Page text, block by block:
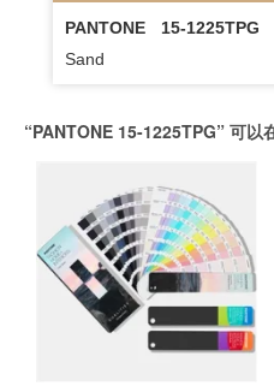
PANTONE
15-1225TPG
Sand
“PANTONE 15-1225TPG” 可以